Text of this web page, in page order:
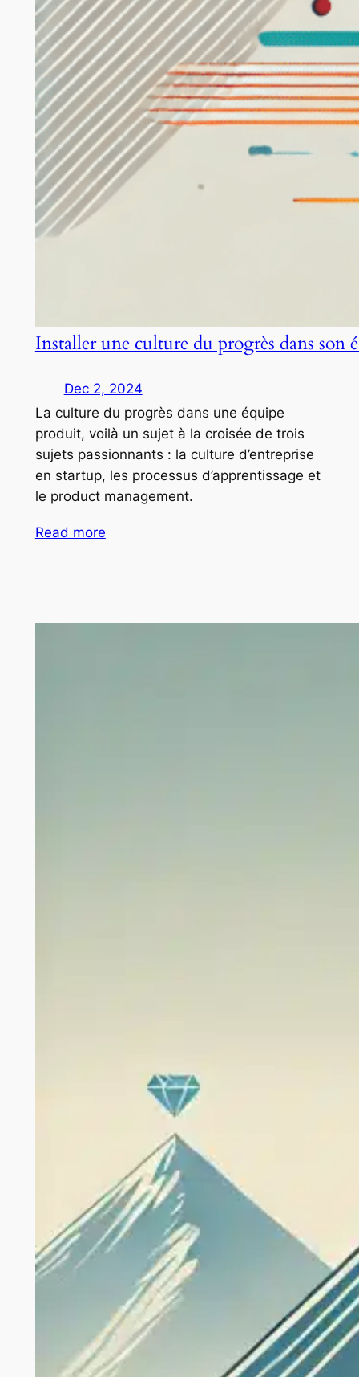
Installer une culture du progrès dans son
Dec 2, 2024
La culture du progrès dans une équipe
produit, voilà un sujet à la croisée de trois
sujets passionnants : la culture d’entreprise
en startup, les processus d’apprentissage et
le product management.
Read more